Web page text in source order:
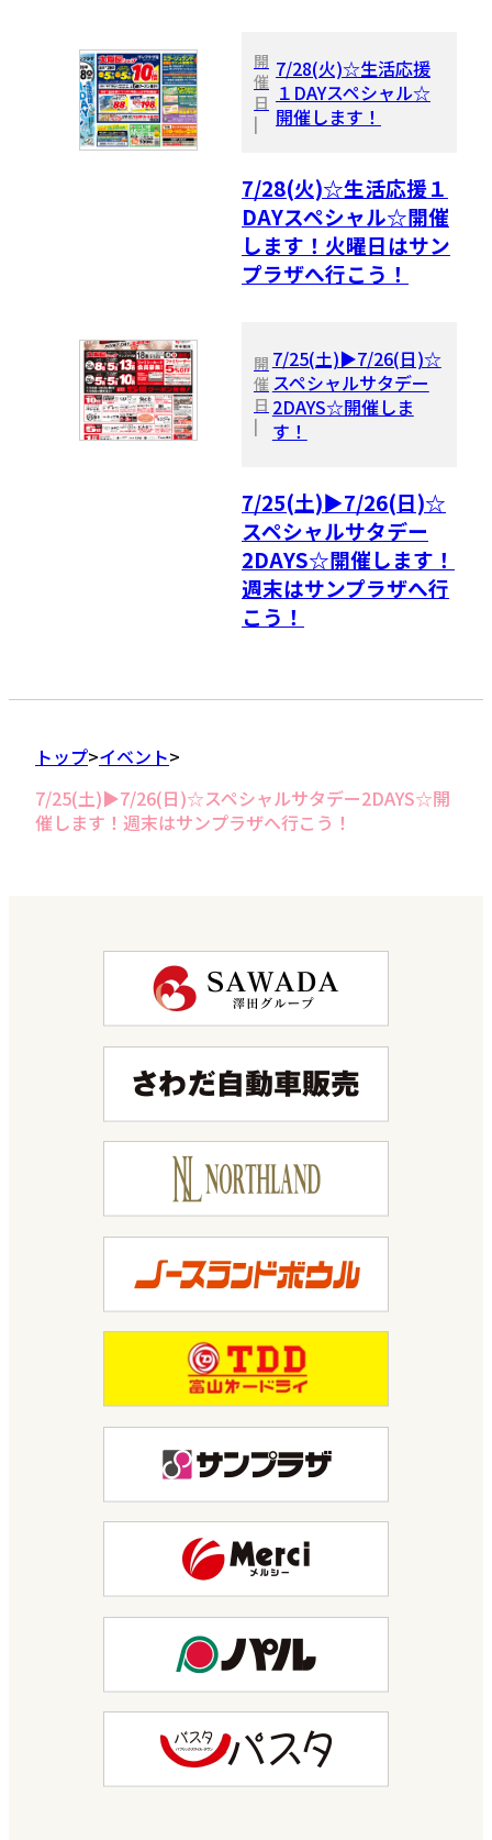
開
催
日
|
7/28(火)☆生活応援
１DAYスペシャル☆
開催します！
7/28(火)☆生活応援１
DAYスペシャル☆開催
します！火曜日はサン
プラザへ行こう！
開
催
日
|
7/25(土)▶7/26(日)☆
スペシャルサタデー
2DAYS☆開催しま
す！
7/25(土)▶7/26(日)☆
スペシャルサタデー
2DAYS☆開催します！
週末はサンプラザへ行
こう！
トップ イベント
7/25(土)▶7/26(日)☆スペシャルサタデー2DAYS☆開
催します！週末はサンプラザへ行こう！